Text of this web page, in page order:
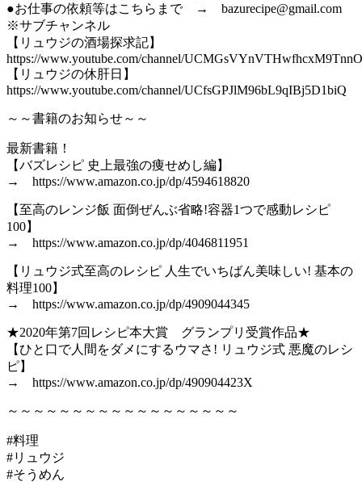
●お仕事の依頼等はこちらまで → bazurecipe@gmail.com
※サブチャンネル
【リュウジの酒場探求記】
https://www.youtube.com/channel/
【リュウジの休肝日】
https://www.youtube.com/channel/UCfsGPJlM96bL9qIBj5D1biQ
～～書籍のお知らせ～～
最新書籍！
【バズレシピ 史上最強の痩せめし編】
→ https://www.amazon.co.jp/dp/4594618820
【至高のレンジ飯 面倒ぜんぶ省略!容器1つで感動レシピ
100】
→ https://www.amazon.co.jp/dp/4046811951
【リュウジ式至高のレシピ 人生でいちばん美味しい! 基本の
料理100】
→ https://www.amazon.co.jp/dp/4909044345
★2020年第7回レシピ本大賞 グランプリ受賞作品★
【ひと口で人間をダメにするウマさ! リュウジ式 悪魔のレシ
ピ】
→ https://www.amazon.co.jp/dp/490904423X
～～～～～～～～～～～～～～～～～～
#料理
#リュウジ
#そうめん